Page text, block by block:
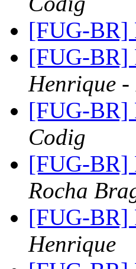
[FUG-BR]
[FUG-BR]
Henrique -
[FUG-BR]
Codig
[FUG-BR]
Rocha
[FUG-BR]
Henrique